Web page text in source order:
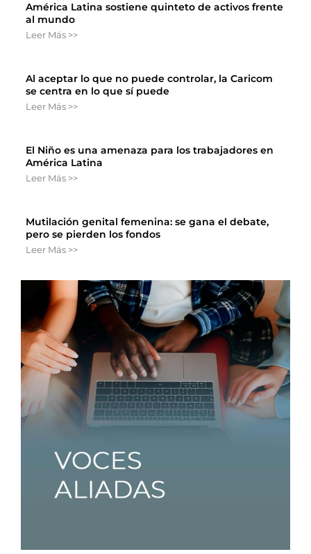
América Latina sostiene quinteto de activos frente
al mundo
Leer Más >>
Al aceptar lo que no puede controlar, la Caricom
se centra en lo que sí puede
Leer Más >>
El Niño es una amenaza para los trabajadores en
América Latina
Leer Más >>
Mutilación genital femenina: se gana el debate,
pero se pierden los fondos
Leer Más >>